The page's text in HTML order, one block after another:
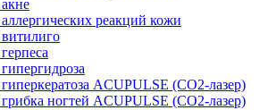
реакций кожи
ACUPULSE (CO2-лазер)
ногтей ACUPULSE (CO2-лазер)